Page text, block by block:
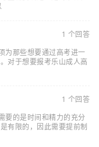
1 个回答
为那些想要通过高考进一
对于想要报考乐山成人高
1 个回答
要的是时间和精力的充分
有限的，因此需要提前制